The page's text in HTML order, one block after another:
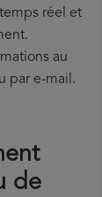
réel et
au
par e-mail.
de